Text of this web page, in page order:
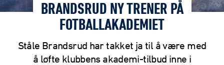
BRANDSRUD NY TRENER PÅ
FOTBALLAKADEMIET
Ståle Brandsrud har takket ja til å være med
å løfte klubbens akademi-tilbud inne i